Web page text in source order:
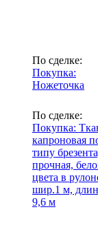
По сделке:
Покупка:
Ножеточка
По сделке:
Покупка:
капроновая
типу
прочная,
цвета в
шир.1 м,
9,6 м